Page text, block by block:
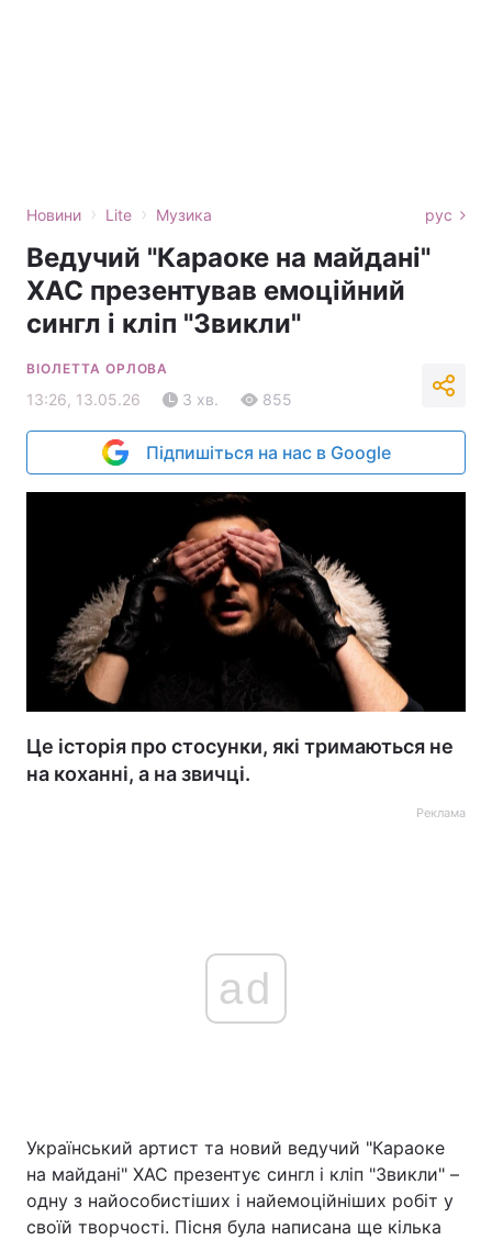
Новини › Lite › Музика рус
Ведучий "Караоке на майдані"
ХАС презентував емоційний
сингл і кліп "Звикли"
ВІОЛЕТТА ОРЛОВА
13:26, 13.05.26 3 хв. 855
Підпишіться на нас в Google
Це історія про стосунки, які тримаються не
на коханні, а на звичці.
Реклама
ad
Український артист та новий ведучий "Караоке
на майдані" ХАС презентує сингл і кліп "Звикли" –
одну з найособистіших і найемоційніших робіт у
своїй творчості. Пісня була написана ще кілька